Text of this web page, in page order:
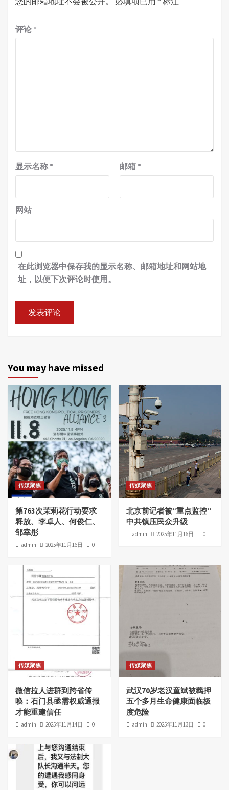
评论 *
显示名称 * 邮箱 *
网站
在此浏览器中保存我的显示名称、邮箱地址和网站地
址，以便下次评论时使用。
You may have missed
传媒聚焦
第763次茉莉花行动要求
释放、李卓人、何俊仁、
邹幸彤
admin 2025年11月16日 0
传媒聚焦
北京前记者被“重点监控”
中共镇压民众升级
admin 2025年11月16日 0
传媒聚焦
微信拉人进群到跨省传
唤：石门县亟需权威通报
才能重建信任
admin 2025年11月14日 0
传媒聚焦
武汉70岁老汉童斌被羁押
五个多月生命健康面临极
度危险
admin 2025年11月13日 0